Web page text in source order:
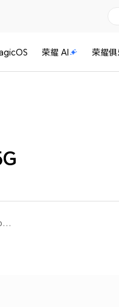
荣耀 AI 荣耀
荣耀平板 V7 Pro(荣耀平板v7 pro wifi版 6gb+256gb、荣耀平板v7 pro 5g版 6g+128g、荣耀平板v7 pro 5g版 8gb+256gb)